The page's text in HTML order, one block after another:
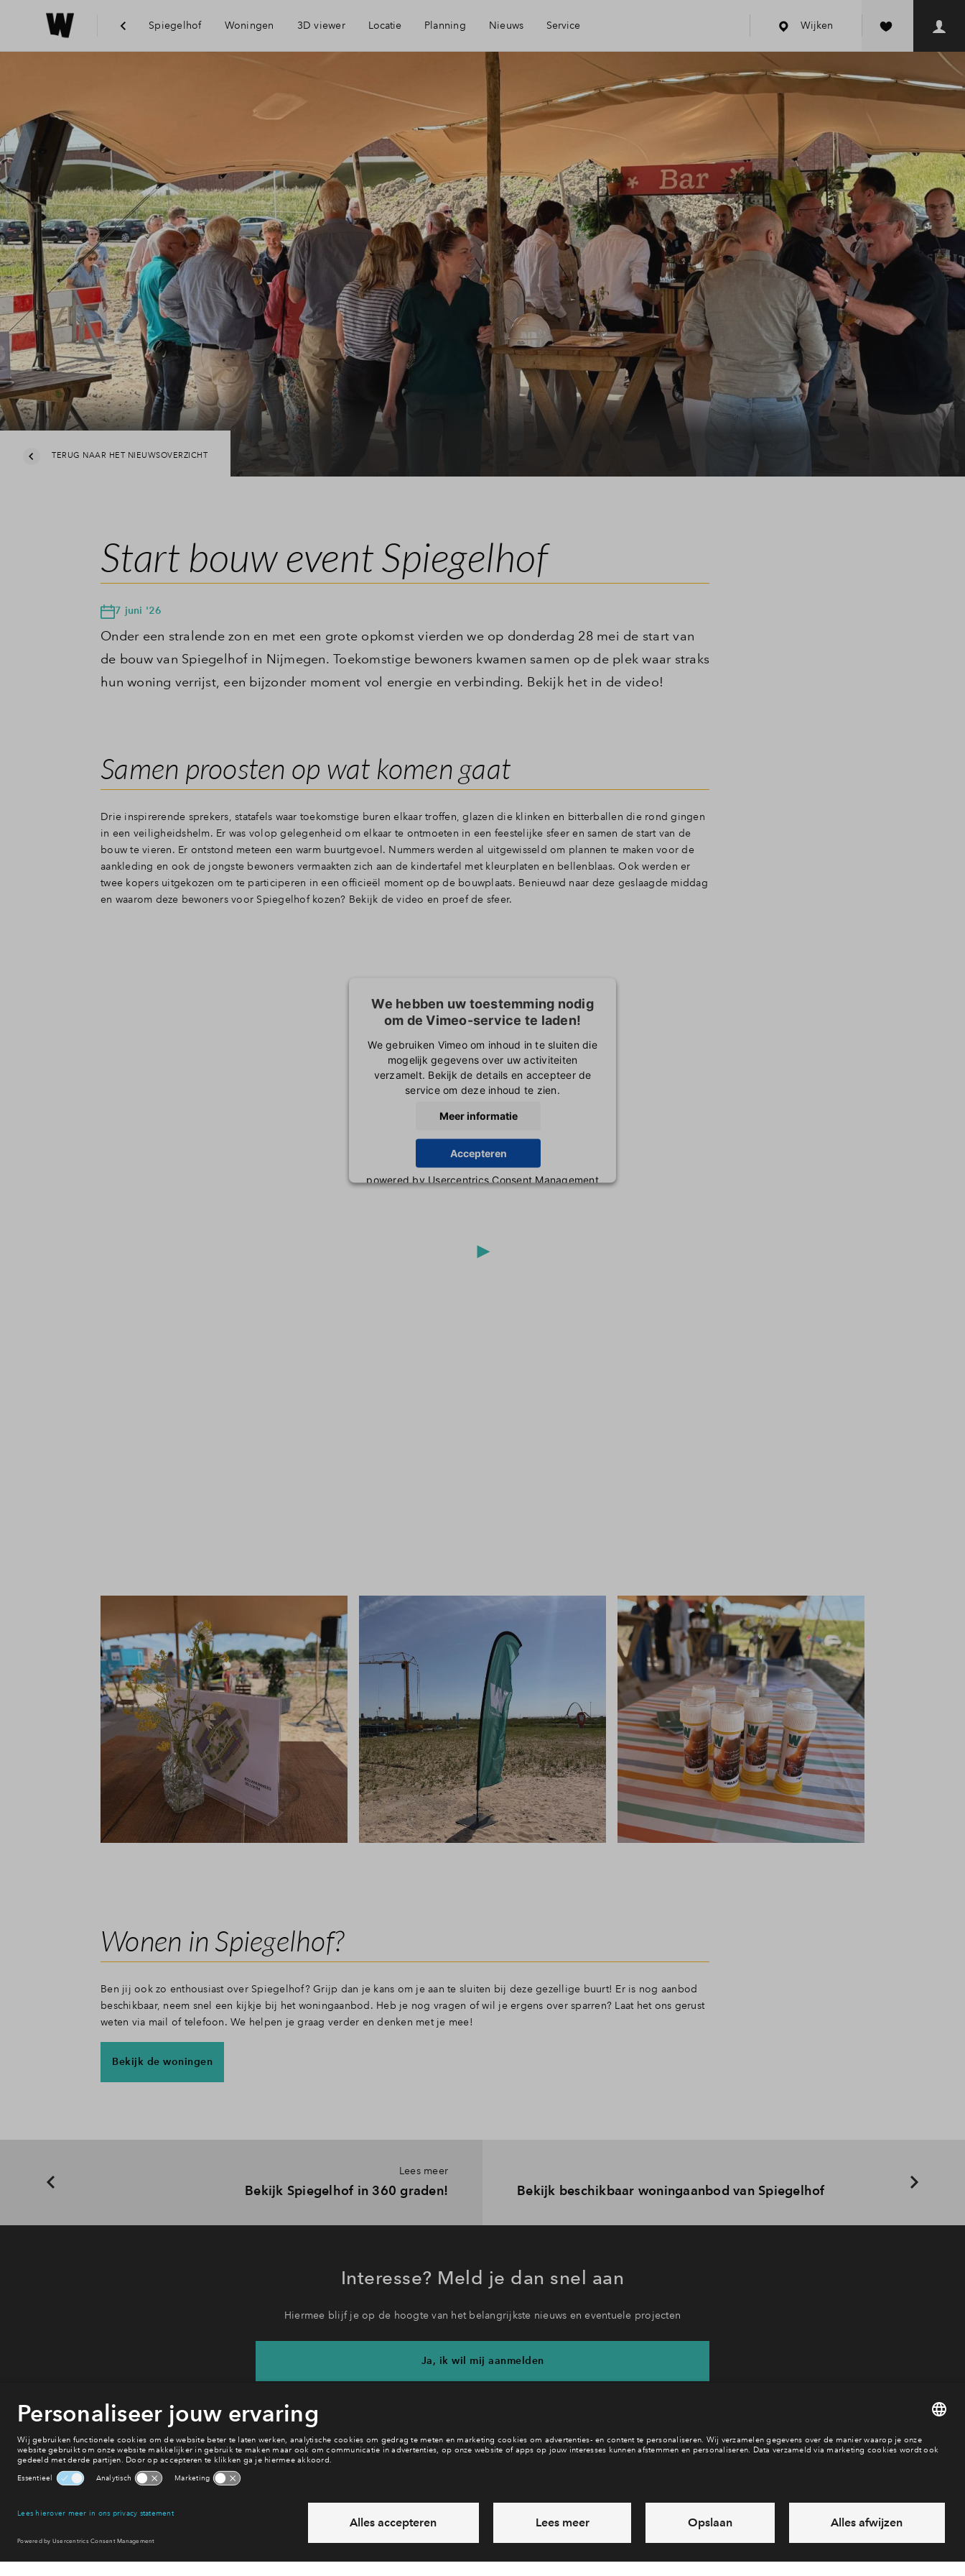
Spiegelhof Woningen 3D viewer Locatie Planning Nieuws Service
Financiele check
Financiering
Toewijzing
Woning kopen
Veelgestelde vragen
Contact
Wijken
TERUG NAAR HET NIEUWSOVERZICHT
Start bouw event Spiegelhof
7 juni '26
Onder een stralende zon en met een grote opkomst vierden we op donderdag 28 mei de start van
de bouw van Spiegelhof in Nijmegen. Toekomstige bewoners kwamen samen op de plek waar straks
hun woning verrijst, een bijzonder moment vol energie en verbinding. Bekijk het in de video!
Samen proosten op wat komen gaat
Drie inspirerende sprekers, statafels waar toekomstige buren elkaar troffen, glazen die klinken en bitterballen die rond gingen
in een veiligheidshelm. Er was volop gelegenheid om elkaar te ontmoeten in een feestelijke sfeer en samen de start van de
bouw te vieren. Er ontstond meteen een warm buurtgevoel. Nummers werden al uitgewisseld om plannen te maken voor de
aankleding en ook de jongste bewoners vermaakten zich aan de kindertafel met kleurplaten en bellenblaas. Ook werden er
twee kopers uitgekozen om te participeren in een officieël moment op de bouwplaats. Benieuwd naar deze geslaagde middag
en waarom deze bewoners voor Spiegelhof kozen? Bekijk de video en proef de sfeer.
We hebben uw toestemming nodig
om de Vimeo-service te laden!
We gebruiken Vimeo om inhoud in te sluiten die
mogelijk gegevens over uw activiteiten
verzamelt. Bekijk de details en accepteer de
service om deze inhoud te zien.
Meer informatie
Accepteren
powered by Usercentrics Consent Management
Wonen in Spiegelhof?
Ben jij ook zo enthousiast over Spiegelhof? Grijp dan je kans om je aan te sluiten bij deze gezellige buurt! Er is nog aanbod
beschikbaar, neem snel een kijkje bij het woningaanbod. Heb je nog vragen of wil je ergens over sparren? Laat het ons gerust
weten via mail of telefoon. We helpen je graag verder en denken met je mee!
Bekijk de woningen
Lees meer
Bekijk Spiegelhof in 360 graden! Bekijk beschikbaar woningaanbod van Spiegelhof
Interesse? Meld je dan snel aan
Hiermee blijf je op de hoogte van het belangrijkste nieuws en eventuele projecten
Ja, ik wil mij aanmelden
Heb je een vraag en wil je direct antwoord? Bel ons op
6 dagen per week beschikbaar (behalve tijdens feestdagen)
via chat en telefoon